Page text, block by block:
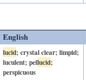
English
lucid; crystal clear; limpid;
luculent; pellucid;
perspicuous